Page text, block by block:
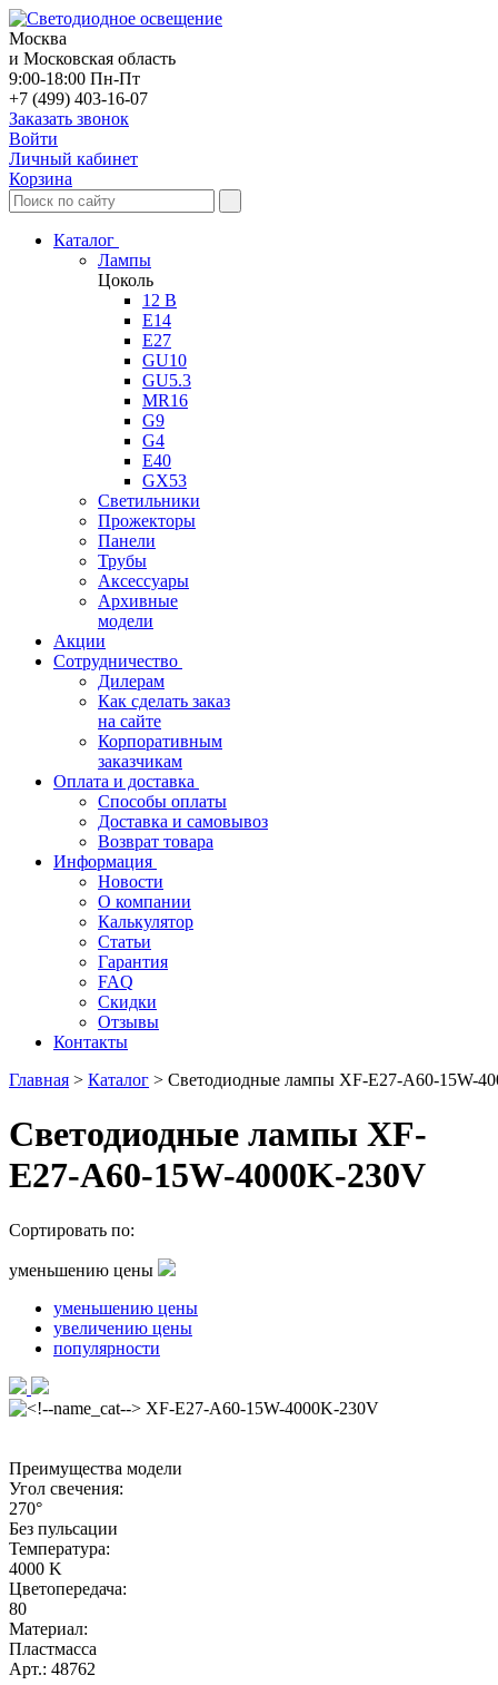
Москва
и Московская область
9:00-18:00 Пн-Пт
+7 (499) 403-16-07
Заказать звонок
Войти
Личный кабинет
Корзина
Каталог
Лампы
Цоколь
12 В
E14
E27
GU10
GU5.3
MR16
G9
G4
E40
GX53
Светильники
Прожекторы
Панели
Трубы
Аксессуары
Архивные
модели
Акции
Сотрудничество
Дилерам
Как сделать заказ
на сайте
Корпоративным
заказчикам
Оплата и доставка
Способы оплаты
Доставка и самовывоз
Возврат товара
Информация
Новости
О компании
Калькулятор
Статьи
Гарантия
FAQ
Скидки
Отзывы
Контакты
Главная > Каталог > Светодиодные лампы XF-E27-A60-15W-
Светодиодные лампы XF-
E27-A60-15W-4000K-230V
Сортировать по:
уменьшению цены
уменьшению цены
увеличению цены
популярности
Преимущества модели
Угол свечения:
270°
Без пульсации
Температура:
4000 K
Цветопередача:
80
Материал:
Пластмасса
Арт.: 48762